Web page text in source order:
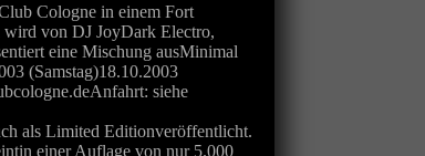
Cologne in einem Fort
von DJ JoyDark Electro,
eine Mischung ausMinimal
(Samstag)18.10.2003
siehe
als Limited Editionveröffentlicht.
einer Auflage von nur 5.000